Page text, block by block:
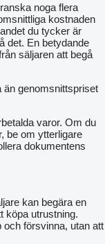
noga flera
kostnaden
du tycker är
det. En betydande
säljaren att begå
än genomsnittspriset
varor. Om du
be om ytterligare
dokumentens
kan begära en
köpa utrustning.
och försvinna, utan att